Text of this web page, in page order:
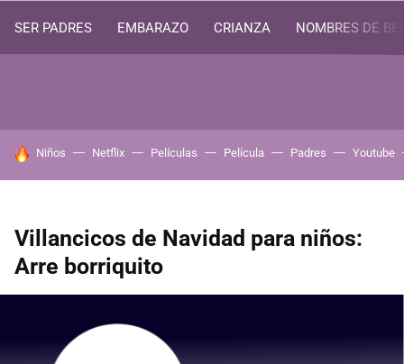
SER PADRES EMBARAZO CRIANZA NOMBRES DE
HOY SE HABLA DE
Niños Netflix Películas Película Padres Youtube
Villancicos de Navidad para niños:
Arre borriquito